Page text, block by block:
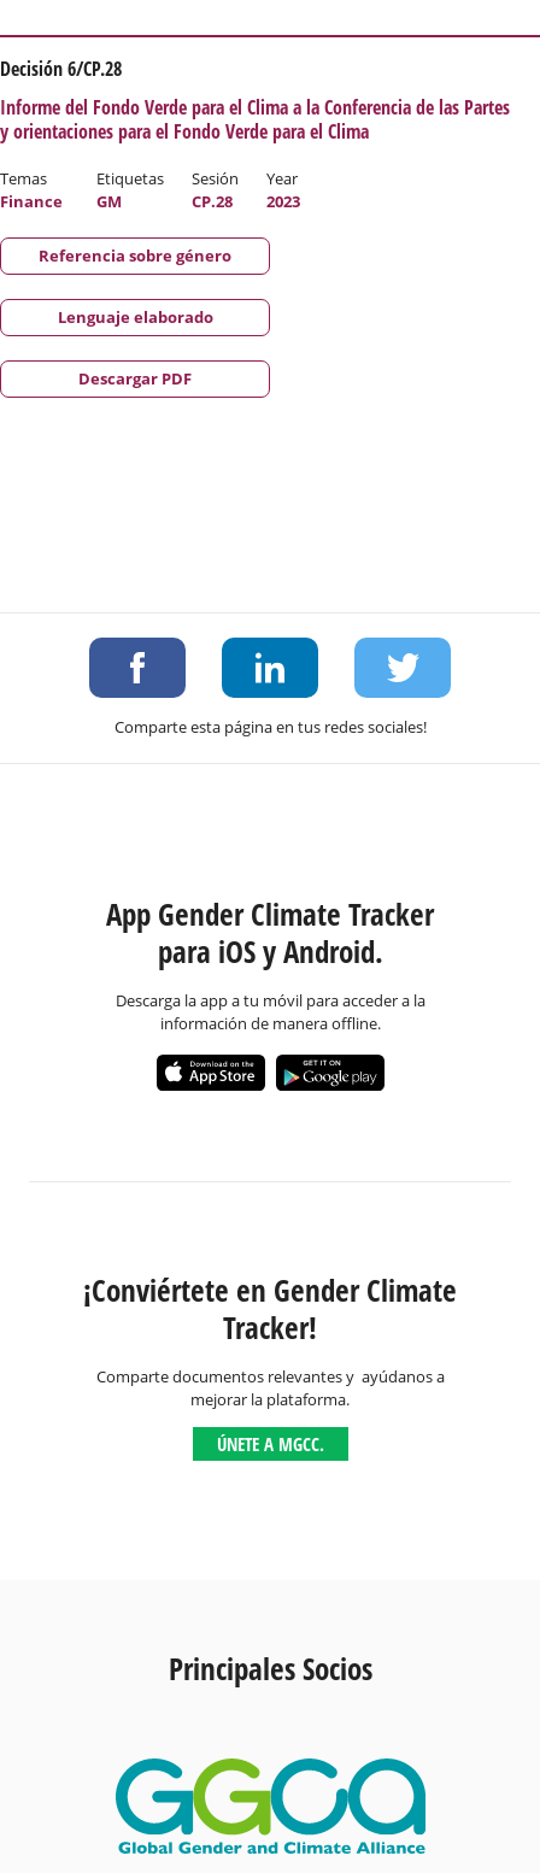
Decisión 6/CP.28
Informe del Fondo Verde para el Clima a la Conferencia de las Partes
y orientaciones para el Fondo Verde para el Clima
Temas
Finance
Etiquetas
GM
Sesión
CP.28
Year
2023
Referencia sobre género
Lenguaje elaborado
Descargar PDF
Comparte esta página en tus redes sociales!
App Gender Climate Tracker
para iOS y Android.
Descarga la app a tu móvil para acceder a la
información de manera offline.
¡Conviértete en Gender Climate
Tracker!
Comparte documentos relevantes y ayúdanos a
mejorar la plataforma.
ÚNETE A MGCC.
Principales Socios